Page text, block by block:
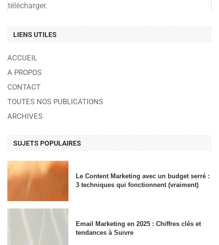
télécharger.
LIENS UTILES
ACCUEIL
A PROPOS
CONTACT
TOUTES NOS PUBLICATIONS
ARCHIVES
SUJETS POPULAIRES
Le Content Marketing avec un budget serré :
3 techniques qui fonctionnent (vraiment)
Email Marketing en 2025 : Chiffres clés et
tendances à Suivre